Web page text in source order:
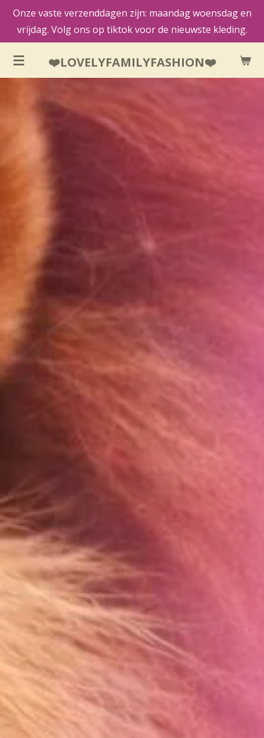
Ga
direct
de
hoofdinhoud
❤️LOVELYFAMILYFASHION❤️
Onze vaste verzenddagen zijn: maandag woensdag en
vrijdag. Volg ons op tiktok voor de nieuwste kleding.